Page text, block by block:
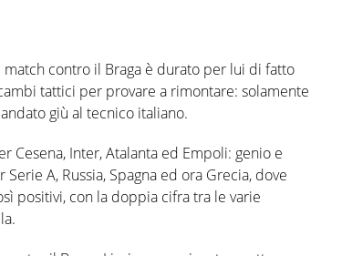
contro il Braga è durato per lui di fatto
tattici per provare a rimontare: solamente
giù al tecnico italiano.
Cesena, Inter, Atalanta ed Empoli: genio e
A, Russia, Spagna ed ora Grecia, dove
positivi, con la doppia cifra tra le varie